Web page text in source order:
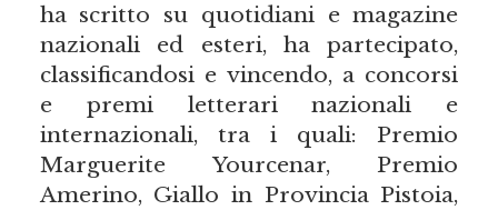
ha scritto su quotidiani e magazine
nazionali ed esteri, ha partecipato,
classificandosi e vincendo, a concorsi
e premi letterari nazionali e
internazionali, tra i quali: Premio
Marguerite Yourcenar, Premio
Amerino, Giallo in Provincia Pistoia,